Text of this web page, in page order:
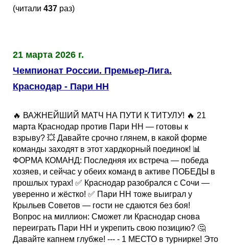
(читали 437 раз)
21 марта 2026 г.
Чемпионат России. Премьер-Лига.
Краснодар - Пари НН
🔥 ВАЖНЕЙШИЙ МАТЧ НА ПУТИ К ТИТУЛУ! 🔥 21
марта Краснодар против Пари НН — готовы к
взрыву? 💥 Давайте срочно глянем, в какой форме
команды заходят в этот хардкорный поединок! 📊
ФОРМА КОМАНД: Последняя их встреча — победа
хозяев, и сейчас у обеих команд в активе ПОБЕДЫ в
прошлых турах! ✅ Краснодар разобрался с Сочи —
уверенно и жёстко! ✅ Пари НН тоже выиграл у
Крыльев Советов — гости не сдаются без боя!
Вопрос на миллион: Сможет ли Краснодар снова
переиграть Пари НН и укрепить свою позицию? 🤔
Давайте капнем глубже! --- - 1 МЕСТО в турнирке! Это